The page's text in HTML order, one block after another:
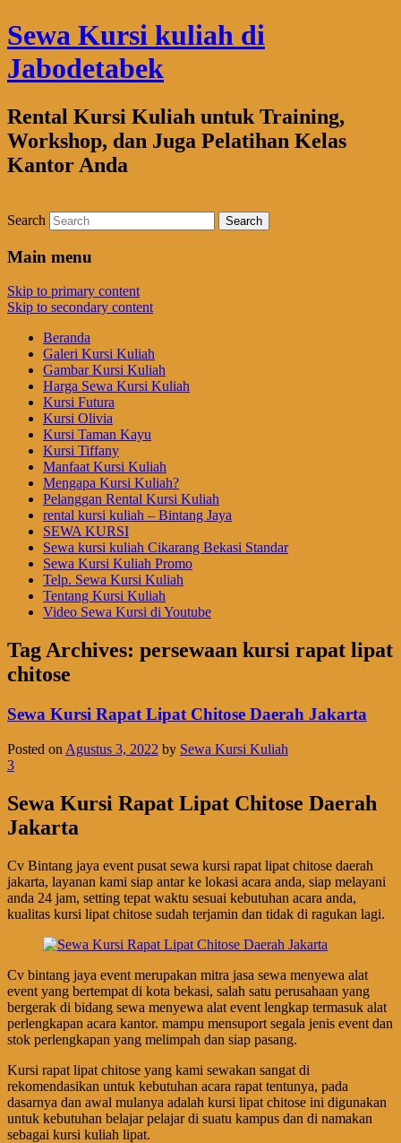
Sewa Kursi kuliah di
Jabodetabek
Rental Kursi Kuliah untuk Training,
Workshop, dan Juga Pelatihan Kelas
Kantor Anda
Search
Main menu
Skip to primary content
Skip to secondary content
Beranda
Galeri Kursi Kuliah
Gambar Kursi Kuliah
Harga Sewa Kursi Kuliah
Kursi Futura
Kursi Olivia
Kursi Taman Kayu
Kursi Tiffany
Manfaat Kursi Kuliah
Mengapa Kursi Kuliah?
Pelanggan Rental Kursi Kuliah
rental kursi kuliah – Bintang Jaya
SEWA KURSI
Sewa kursi kuliah Cikarang Bekasi Standar
Sewa Kursi Kuliah Promo
Telp. Sewa Kursi Kuliah
Tentang Kursi Kuliah
Video Sewa Kursi di Youtube
Tag Archives: persewaan kursi rapat lipat
chitose
Sewa Kursi Rapat Lipat Chitose Daerah Jakarta
Posted on Agustus 3, 2022 by Sewa Kursi Kuliah
3
Sewa Kursi Rapat Lipat Chitose Daerah
Jakarta
Cv Bintang jaya event pusat sewa kursi rapat lipat chitose daerah
jakarta, layanan kami siap antar ke lokasi acara anda, siap melayani
anda 24 jam, setting tepat waktu sesuai kebutuhan acara anda,
kualitas kursi lipat chitose sudah terjamin dan tidak di ragukan lagi.
Cv bintang jaya event merupakan mitra jasa sewa menyewa alat
event yang bertempat di kota bekasi, salah satu perusahaan yang
bergerak di bidang sewa menyewa alat event lengkap termasuk alat
perlengkapan acara kantor. mampu mensuport segala jenis event dan
stok perlengkapan yang melimpah dan siap pasang.
Kursi rapat lipat chitose yang kami sewakan sangat di
rekomendasikan untuk kebutuhan acara rapat tentunya, pada
dasarnya dan awal mulanya adalah kursi lipat chitose ini digunakan
untuk kebutuhan belajar pelajar di suatu kampus dan di namakan
sebagai kursi kuliah lipat.